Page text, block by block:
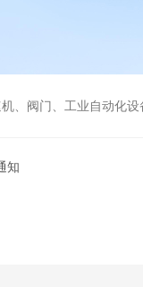
、阀门、工业自动化设
知